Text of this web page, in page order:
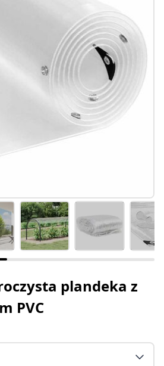
plandeka z
PVC